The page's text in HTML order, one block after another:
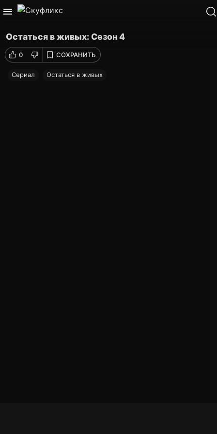
Остаться в живых: Сезон 4
0 СОХРАНИТЬ
Сериал Остаться в живых